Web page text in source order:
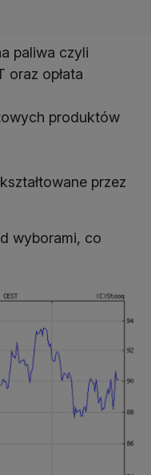
paliwa czyli
oraz opłata
produktów
przez
wyborami, co